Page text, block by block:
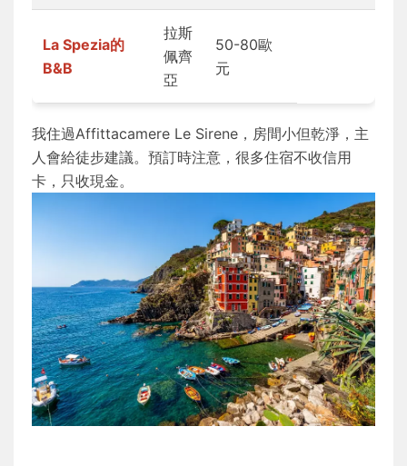
La Spezia的
B&B
拉斯
佩齊
亞
50-80歐
元
我住過Affittacamere Le Sirene，房間小但乾淨，主
人會給徒步建議。預訂時注意，很多住宿不收信用
卡，只收現金。